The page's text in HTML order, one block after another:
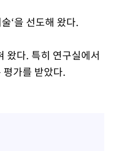
‘을 선도해 왔다.
왔다. 특히 연구실에서
가를 받았다.